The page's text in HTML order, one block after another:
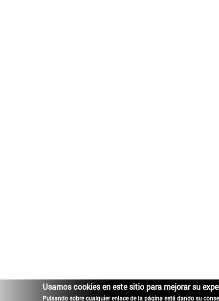
Usamos cookies en este sitio para mejorar su
Pulsando sobre cualquier enlace de la página está dando su